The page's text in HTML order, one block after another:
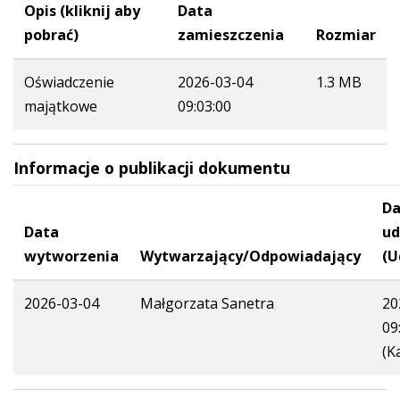
Opis (kliknij aby
pobrać)
Data
zamieszczenia
Rozmiar
Oświadczenie
majątkowe
2026-03-04
09:03:00
1.3 MB
Informacje o publikacji dokumentu
Data
wytworzenia
Wytwarzający/Odpowiadający
2026-03-04 Małgorzata Sanetra